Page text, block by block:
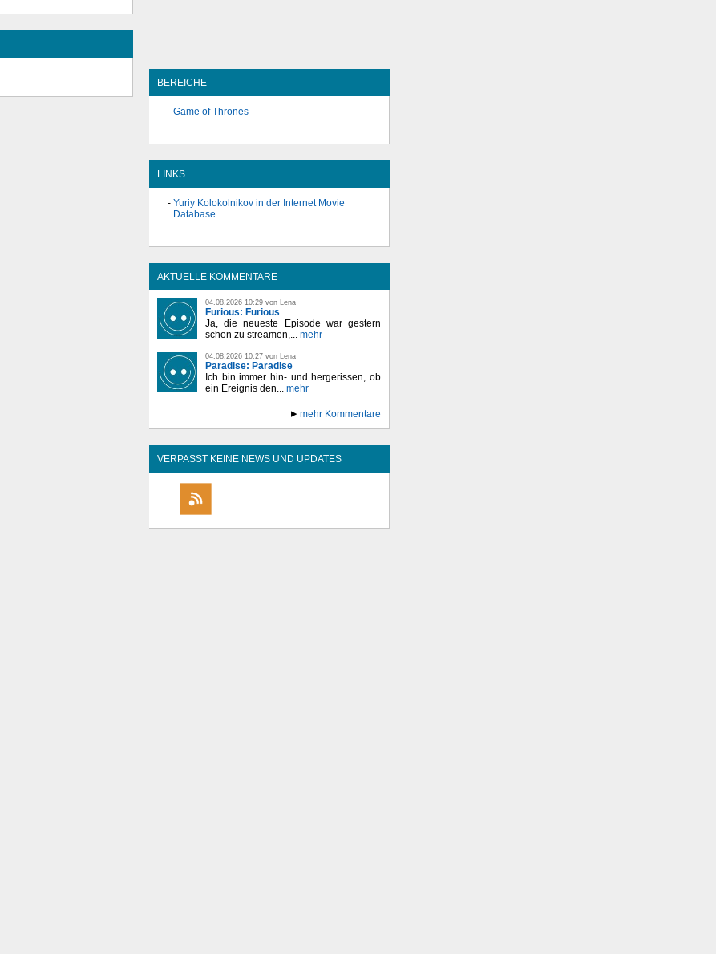
BEREICHE
Game of Thrones
LINKS
Yuriy Kolokolnikov in der Internet Movie
Database
AKTUELLE KOMMENTARE
04.08.2026 10:29 von Lena
Furious: Furious
Ja, die neueste Episode war gestern
schon zu streamen,... mehr
04.08.2026 10:27 von Lena
Paradise: Paradise
Ich bin immer hin- und hergerissen, ob
ein Ereignis den... mehr
mehr Kommentare
VERPASST KEINE NEWS UND UPDATES